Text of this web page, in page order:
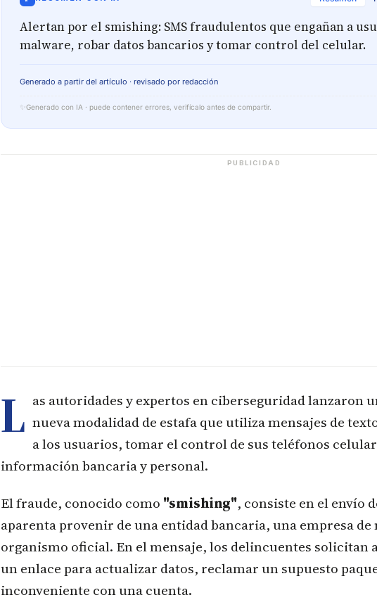
Alertan por el smishing: SMS fraudulentos que engañan a
malware, robar datos bancarios y tomar control del celular.
Generado a partir del artículo · revisado por redacción
✨ Generado con IA · puede contener errores, verifícalo antes de compartir.
PUBLICIDAD
L as autoridades y expertos en ciberseguridad lanzaron
nueva modalidad de estafa que utiliza mensajes de
a los usuarios, tomar el control de sus teléfonos
información bancaria y personal.
El fraude, conocido como "smishing", consiste en el envío
aparenta provenir de una entidad bancaria, una empresa
organismo oficial. En el mensaje, los delincuentes solicitan
un enlace para actualizar datos, reclamar un supuesto
inconveniente con una cuenta.